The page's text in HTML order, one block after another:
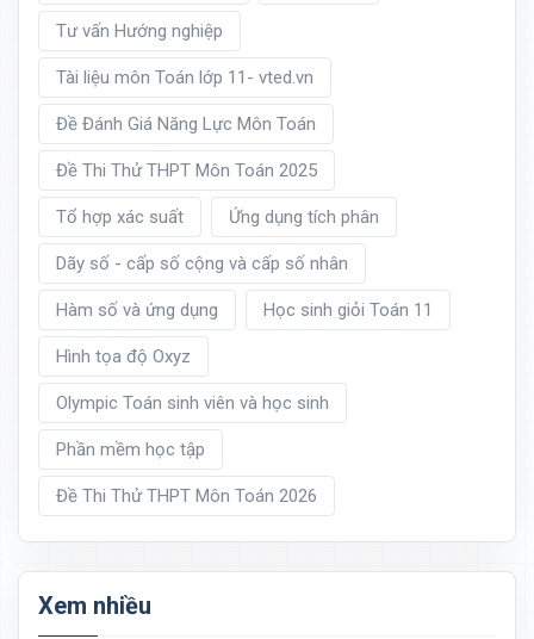
Tư vấn Hướng nghiệp
Tài liệu môn Toán lớp 11- vted.vn
Đề Đánh Giá Năng Lực Môn Toán
Đề Thi Thử THPT Môn Toán 2025
Tổ hợp xác suất Ứng dụng tích phân
Dãy số - cấp số cộng và cấp số nhân
Hàm số và ứng dụng Học sinh giỏi Toán 11
Hình tọa độ Oxyz
Olympic Toán sinh viên và học sinh
Phần mềm học tập
Đề Thi Thử THPT Môn Toán 2026
Xem nhiều